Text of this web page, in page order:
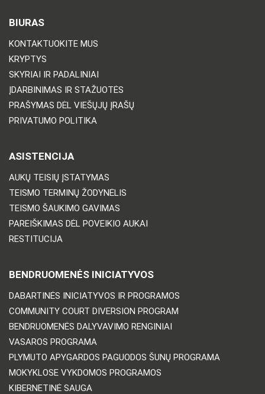
BIURAS
KONTAKTUOKITE MUS
KRYPTYS
SKYRIAI IR PADALINIAI
ĮDARBINIMAS IR STAŽUOTĖS
PRAŠYMAS DĖL VIEŠŲJŲ ĮRAŠŲ
PRIVATUMO POLITIKA
ASISTENCIJA
AUKŲ TEISIŲ ĮSTATYMAS
TEISMO TERMINŲ ŽODYNĖLIS
TEISMO ŠAUKIMO GAVIMAS
PAREIŠKIMAS DĖL POVEIKIO AUKAI
RESTITUCIJA
BENDRUOMENĖS INICIATYVOS
DABARTINĖS INICIATYVOS IR PROGRAMOS
COMMUNITY COURT DIVERSION PROGRAM
BENDRUOMENĖS DALYVAVIMO RENGINIAI
VASAROS PROGRAMA
PLYMUTO APYGARDOS PAGUODOS ŠUNŲ PROGRAMA
MOKYKLOSE VYKDOMOS PROGRAMOS
KIBERNETINĖ SAUGA